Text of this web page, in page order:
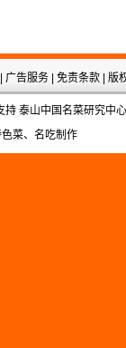
广告服务| 免责条款| 版
持 泰山中国名菜研究中
菜、名吃制作